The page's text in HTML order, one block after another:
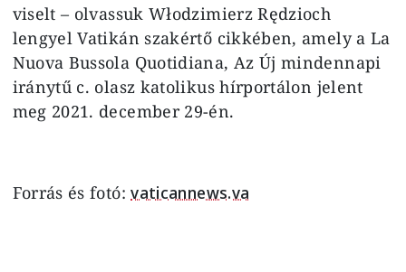
viselt – olvassuk Włodzimierz Rędzioch
lengyel Vatikán szakértő cikkében, amely a La
Nuova Bussola Quotidiana, Az Új mindennapi
iránytű c. olasz katolikus hírportálon jelent
meg 2021. december 29-én.
Forrás és fotó:vaticannews.va